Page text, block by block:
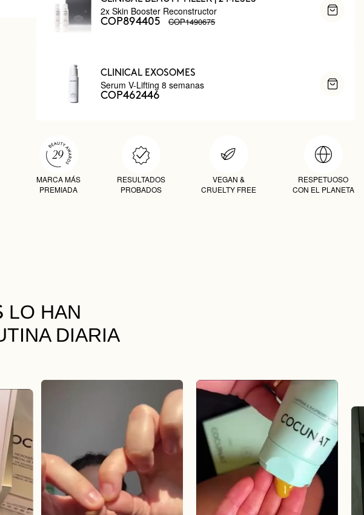
2x Skin Booster Reconstructor
COP894405 COP1490675
CLINICAL EXOSOMES
Serum V-Lifting 8 semanas
COP462446
MARCA MÁS
PREMIADA
RESULTADOS
PROBADOS
VEGAN &
CRUELTY FREE
RESPETUOSO
CON EL PLANETA
LO HAN
DIARIA